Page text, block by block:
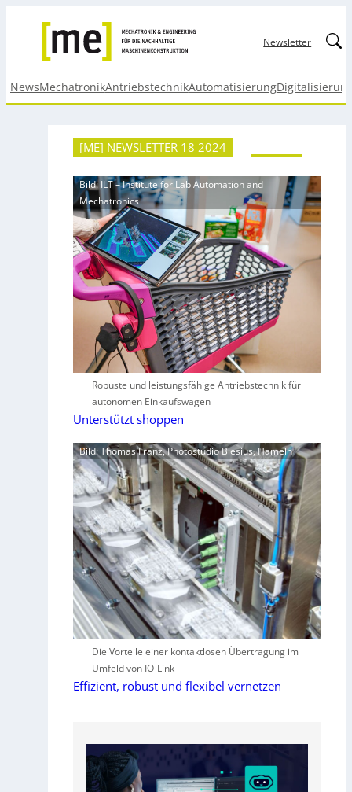
Newsletter
NewsMechatronikAntriebstechnikAutomatisierung
[ME] NEWSLETTER 18 2024
Bild: ILT – Institute for Lab Automation and
Mechatronics
Robuste und leistungsfähige Antriebstechnik für
autonomen Einkaufswagen
Unterstützt shoppen
Bild: Thomas Franz, Photostudio Blesius, Hameln
Die Vorteile einer kontaktlosen Übertragung im
Umfeld von IO-Link
Effizient, robust und flexibel vernetzen